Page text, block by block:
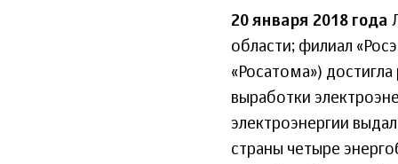
20 января 2018 года
области; филиал
«Росатома»)
выработки
электроэнергии
страны четыре